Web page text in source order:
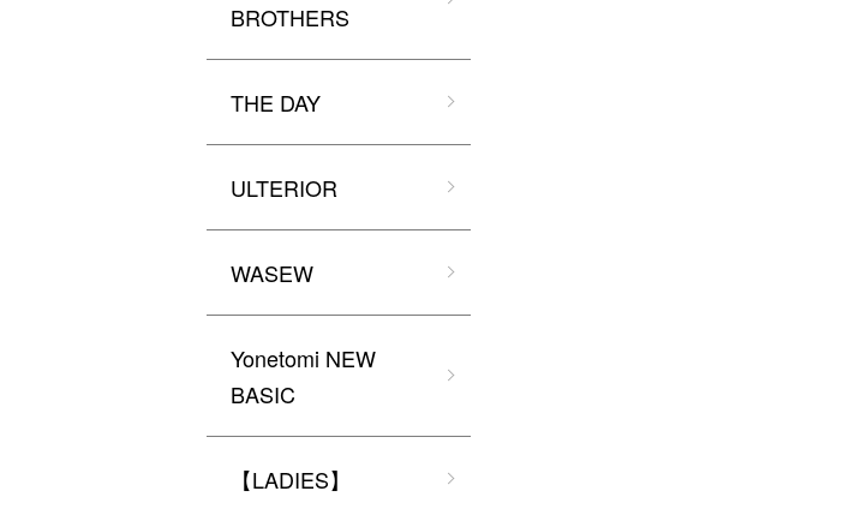
BROTHERS
THE DAY
ULTERIOR
WASEW
Yonetomi NEW
BASIC
【LADIES】